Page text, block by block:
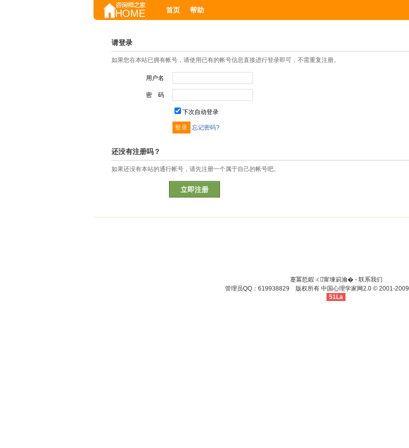
首页 帮助
请登录
如果您在本站已拥有帐号，请使用已有的帐号信息直接进行登录即可，不需重复注册。
用户名
密 码
下次自动登录
忘记密码?
还没有注册吗？
如果还没有本站的通行帐号，请先注册一个属于自己的帐号吧。
立即注册
蹇冪悊鍜ㄨ甯堜箣瀹� - 联系我们
管理员QQ：619938829 版权所有 中国心理学家网2.0© 2001-2009
51La